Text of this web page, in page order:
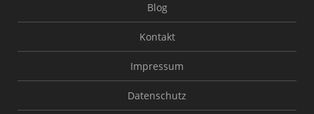
Blog
Kontakt
Impressum
Datenschutz